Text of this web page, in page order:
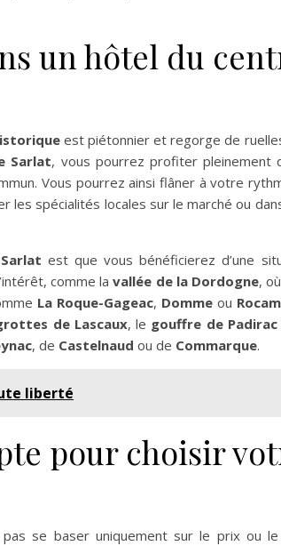
un hôtel du
est piétonnier et regorge de
Sarlat, vous pourrez profiter pleinement
Vous pourrez ainsi flâner à votre
les spécialités locales sur le marché ou
est que vous bénéficierez d’une
comme lavallée de la Dordogne,
La Roque-Gageac, Dommeou
de Lascaux, le gouffre de Padirac
, de Castelnaud ou de Commarque.
liberté
pour choisir
se baser uniquement sur le prix ou le